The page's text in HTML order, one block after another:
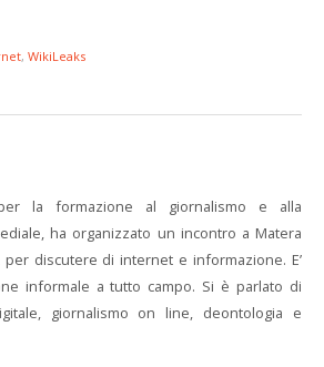
, WikiLeaks
la formazione al giornalismo e alla
ha organizzato un incontro a Matera
discutere di internet e informazione. E’
informale a tutto campo. Si è parlato di
giornalismo on line, deontologia e